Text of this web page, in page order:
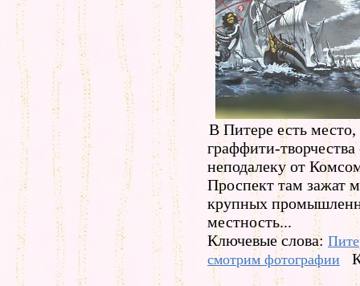
В Питере есть
граффити-
неподалеку от
Проспект там зажат
крупных
местность...
Ключевые слова:
смотрим фотографии